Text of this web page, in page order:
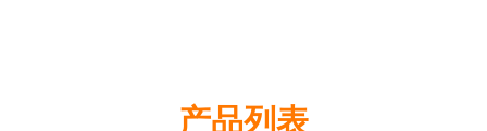
产品列表